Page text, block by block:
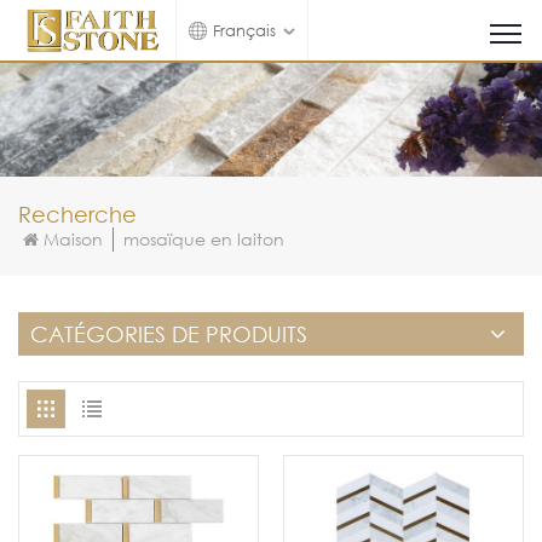
Français
Recherche
Maison mosaïque en laiton
CATÉGORIES DE PRODUITS